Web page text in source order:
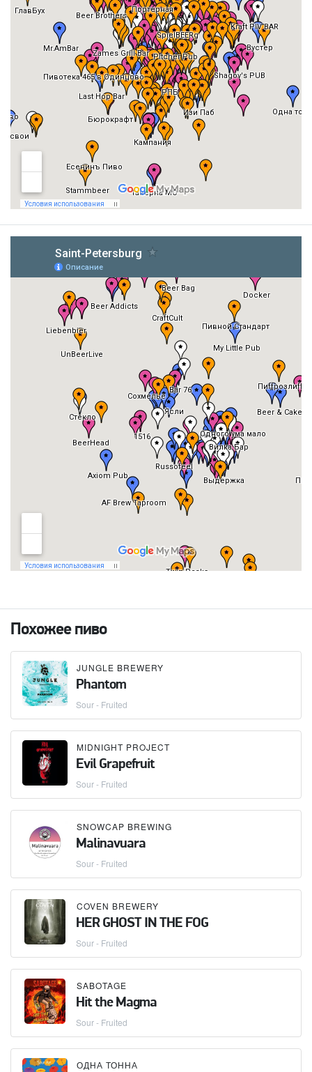
Похожее пиво
JUNGLE BREWERY
Phantom
Sour - Fruited
MIDNIGHT PROJECT
Evil Grapefruit
Sour - Fruited
SNOWCAP BREWING
Malinavuara
Sour - Fruited
COVEN BREWERY
HER GHOST IN THE FOG
Sour - Fruited
SABOTAGE
Hit the Magma
Sour - Fruited
ОДНА ТОННА